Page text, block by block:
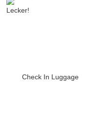
Lecker!
Check In Luggage